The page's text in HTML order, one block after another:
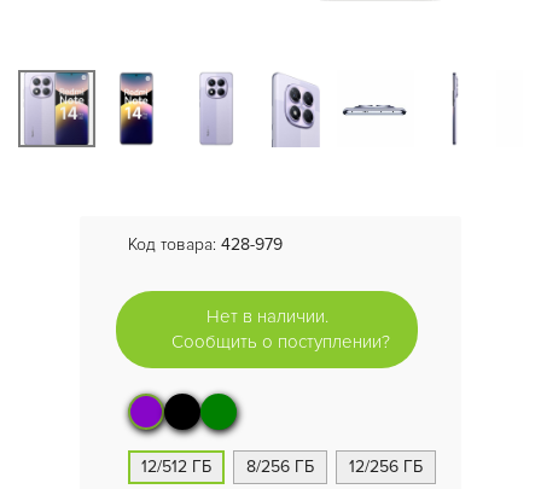
Код товара: 428-979
Нет в наличии.
Сообщить о поступлении?
12/512 ГБ 8/256 ГБ 12/256 ГБ